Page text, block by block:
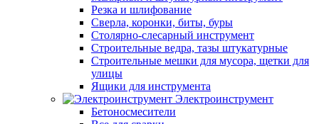
Резка и шлифование
Сверла, коронки, биты, буры
Столярно-слесарный инструмент
Строительные ведра, тазы штукатурные
Строительные мешки для мусора, щетки для
улицы
Ящики для инструмента
Электроинструмент
Бетоносмесители